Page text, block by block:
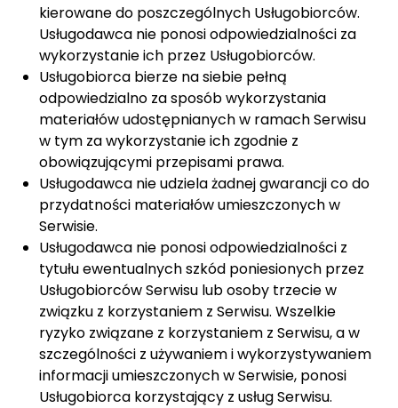
kierowane do poszczególnych Usługobiorców.
Usługodawca nie ponosi odpowiedzialności za
wykorzystanie ich przez Usługobiorców.
Usługobiorca bierze na siebie pełną
odpowiedzialno za sposób wykorzystania
materiałów udostępnianych w ramach Serwisu
w tym za wykorzystanie ich zgodnie z
obowiązującymi przepisami prawa.
Usługodawca nie udziela żadnej gwarancji co do
przydatności materiałów umieszczonych w
Serwisie.
Usługodawca nie ponosi odpowiedzialności z
tytułu ewentualnych szkód poniesionych przez
Usługobiorców Serwisu lub osoby trzecie w
związku z korzystaniem z Serwisu. Wszelkie
ryzyko związane z korzystaniem z Serwisu, a w
szczególności z używaniem i wykorzystywaniem
informacji umieszczonych w Serwisie, ponosi
Usługobiorca korzystający z usług Serwisu.